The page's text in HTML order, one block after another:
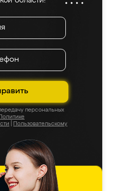
персональных
Пользовательскому